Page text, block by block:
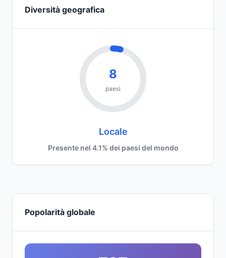
Diversità geografica
8
paesi
Locale
Presente nel 4.1% dei paesi del mondo
Popolarità globale